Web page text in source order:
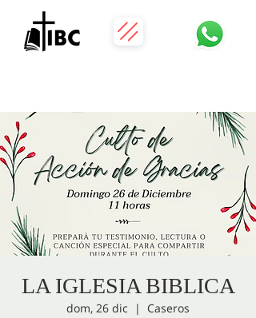
LA IGLESIA BIBLICA
dom, 26 dic
  |
Caseros